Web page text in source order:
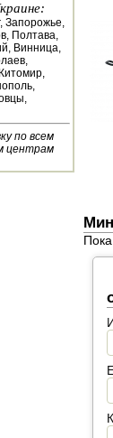
Запорожье,
Полтава,
Винница,
по всем
центрам